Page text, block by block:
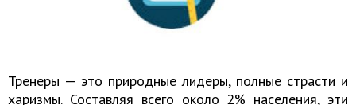
Тренеры — это природные лидеры, полные страсти и
харизмы. Составляя всего около 2% населения, эти